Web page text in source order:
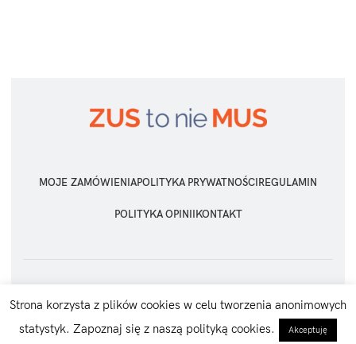
MOJE ZAMÓWIENIAPOLITYKA PRYWATNOŚCIREGULAMIN
POLITYKA OPINIIKONTAKT
Strona korzysta z plików cookies w celu tworzenia anonimowych
statystyk. Zapoznaj się z naszą polityką cookies.
Akceptuję